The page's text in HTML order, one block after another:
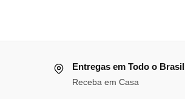
Entregas em Todo o Brasil
Receba em Casa